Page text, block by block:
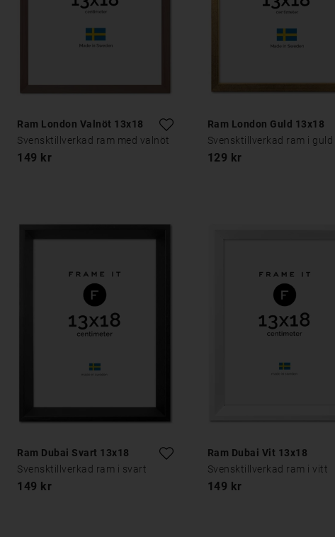
Ram London Valnöt 13x18
Svensktillverkad ram med valnöt
149 kr
Ram London Guld 13x18
Svensktillverkad ram i guld
129 kr
Ram Dubai Svart 13x18
Svensktillverkad ram i svart
149 kr
Ram Dubai Vit 13x18
Svensktillverkad ram i vitt
149 kr